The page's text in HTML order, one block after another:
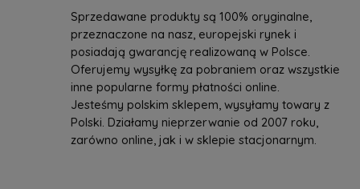
Sprzedawane produkty są 100% oryginalne,
przeznaczone na nasz, europejski rynek i
posiadają gwarancję realizowaną w Polsce.
Oferujemy wysyłkę za pobraniem oraz wszystkie
inne popularne formy płatności online.
Jesteśmy polskim sklepem, wysyłamy towary z
Polski. Działamy nieprzerwanie od 2007 roku,
zarówno online, jak i w sklepie stacjonarnym.